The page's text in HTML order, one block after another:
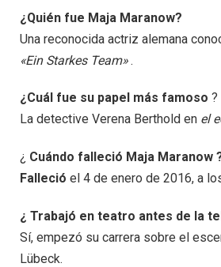
¿Quién fue Maja Maranow?
Una reconocida actriz alemana
«Ein Starkes Team».
¿Cuál fue su papel más famoso ?
La detective Verena Berthold en el
¿ Cuándo falleció Maja Maranow
Falleció el 4 de enero de 2016, a
¿ Trabajó en teatro antes de la
Sí, empezó su carrera sobre el
Lübeck.